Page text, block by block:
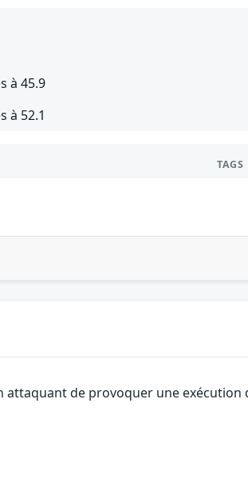
à 45.9
à 52.1
TAGS
de provoquer une exécution